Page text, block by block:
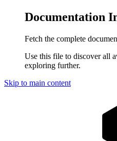
Documentation
Fetch the complete
Use this file to discover all
exploring further.
Skip to main content